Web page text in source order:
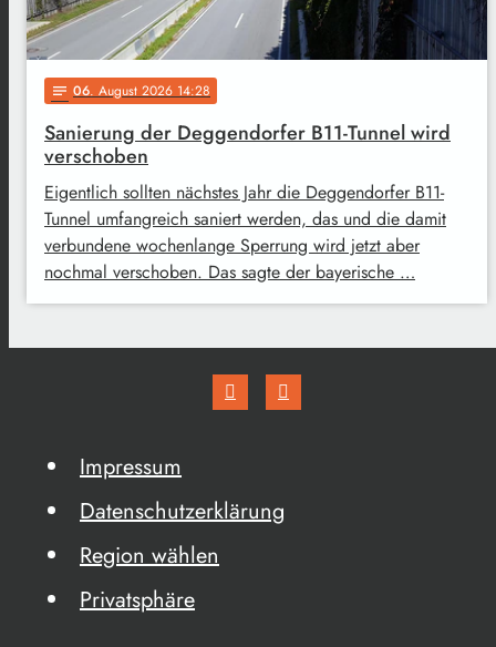
notes 06. August 2026 14:28
Sanierung der Deggendorfer B11-Tunnel wird
verschoben
Eigentlich sollten nächstes Jahr die Deggendorfer B11-
Tunnel umfangreich saniert werden, das und die damit
verbundene wochenlange Sperrung wird jetzt aber
nochmal verschoben. Das sagte der bayerische …
Impressum
Datenschutzerklärung
Region wählen
Privatsphäre